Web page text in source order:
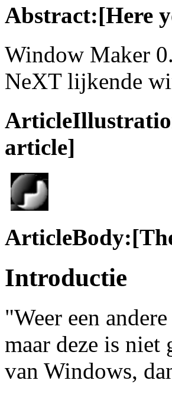
Abstract:[Here
Window Maker
NeXT lijkende
article]
Introductie
"Weer een
maar deze is niet
van Windows,